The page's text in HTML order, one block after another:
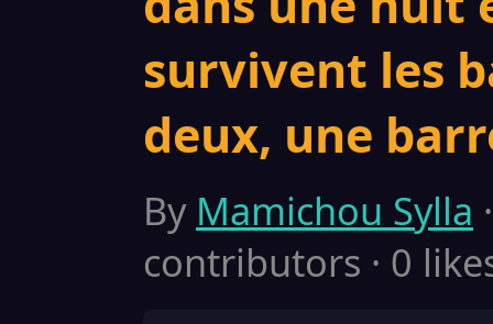
survivent les
deux, une
By Mamichou Sylla
contributors · 0